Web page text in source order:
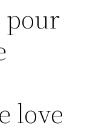
pour
love